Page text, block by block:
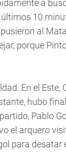
a
10
al
porque
En el
hubo
Pablo
el arquero
para desatar